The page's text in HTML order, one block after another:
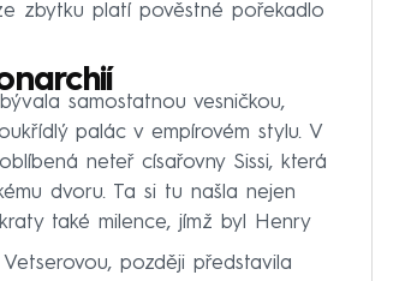
zbytku platí pověstné pořekadlo
samostatnou vesničkou,
palác v empírovém stylu. V
neteř císařovny Sissi, která
dvoru. Ta si tu našla nejen
také milence, jímž byl Henry
později představila